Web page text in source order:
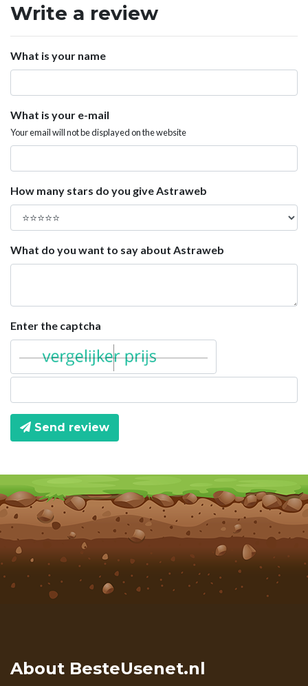
Write a review
What is your name
What is your e-mail
Your email will not be displayed on the website
How many stars do you give Astraweb
What do you want to say about Astraweb
Enter the captcha
Send review
About BesteUsenet.nl